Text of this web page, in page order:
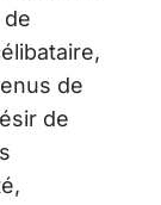
de
de